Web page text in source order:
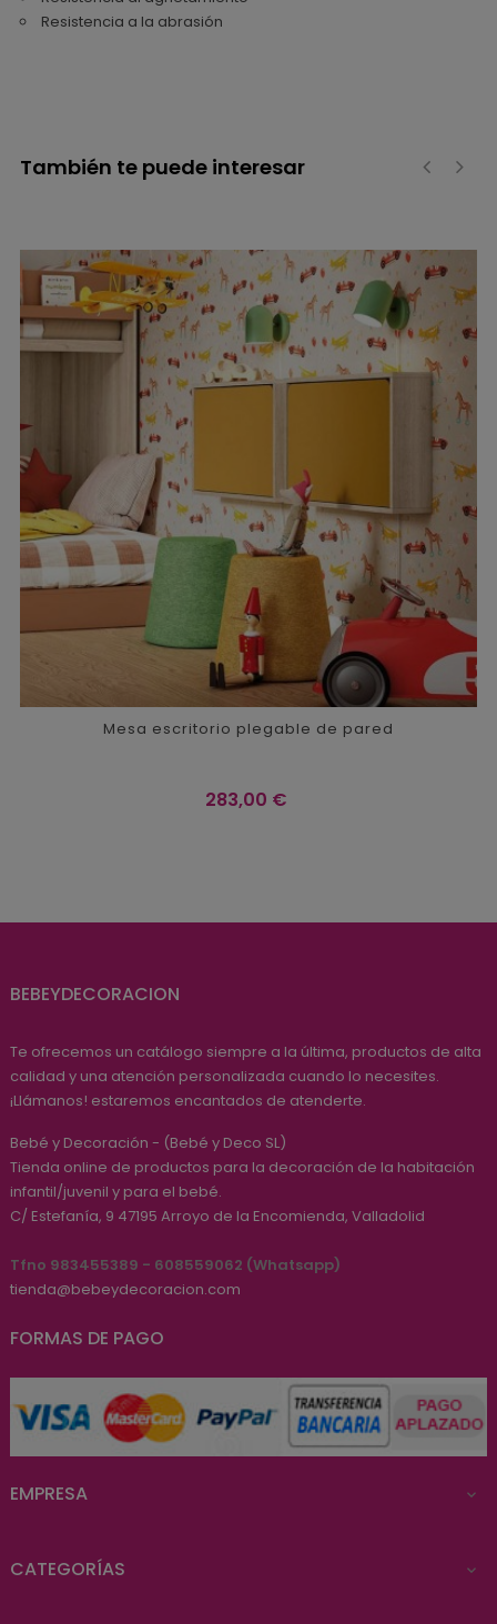
Resistencia a la abrasión
También te puede interesar
Mesa escritorio plegable de pared
Precio
283,00 €
BEBEYDECORACION
Te ofrecemos un catálogo siempre a la última, productos de alta
calidad y una atención personalizada cuando lo necesites.
¡Llámanos! estaremos encantados de atenderte.
Bebé y Decoración - (Bebé y Deco SL)
Tienda online de productos para la decoración de la habitación
infantil/juvenil y para el bebé.
C/ Estefanía, 9 47195 Arroyo de la Encomienda, Valladolid
Tfno 983455389 - 608559062 (Whatsapp)
tienda@bebeydecoracion.com
FORMAS DE PAGO
EMPRESA 
CATEGORÍAS 